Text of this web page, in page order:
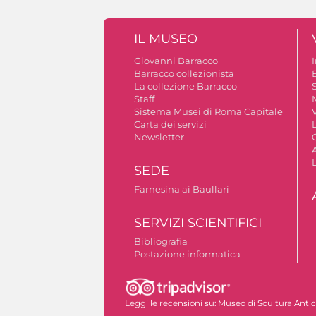
IL MUSEO
Giovanni Barracco
Barracco collezionista
La collezione Barracco
Staff
Sistema Musei di Roma Capitale
Carta dei servizi
Newsletter
SEDE
Farnesina ai Baullari
SERVIZI SCIENTIFICI
Bibliografia
Postazione informatica
Leggi le recensioni su: Museo di Scultura